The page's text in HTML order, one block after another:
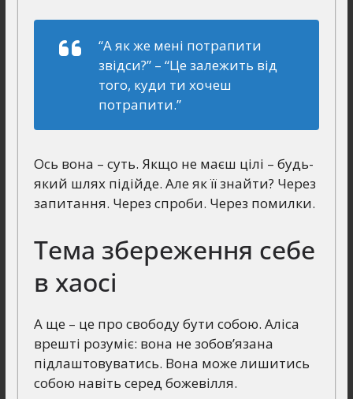
“А як же мені потрапити
звідси?” – “Це залежить від
того, куди ти хочеш
потрапити.”
Ось вона – суть. Якщо не маєш цілі – будь-
який шлях підійде. Але як її знайти? Через
запитання. Через спроби. Через помилки.
Тема збереження себе
в хаосі
А ще – це про свободу бути собою. Аліса
врешті розуміє: вона не зобов’язана
підлаштовуватись. Вона може лишитись
собою навіть серед божевілля.